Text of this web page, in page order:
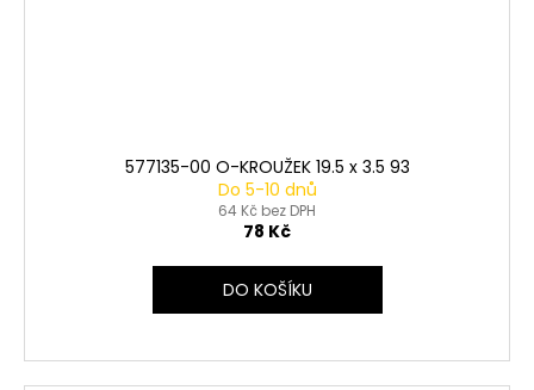
577135-00 O-KROUŽEK 19.5 x 3.5 93
Do 5-10 dnů
64 Kč bez DPH
78 Kč
DO KOŠÍKU